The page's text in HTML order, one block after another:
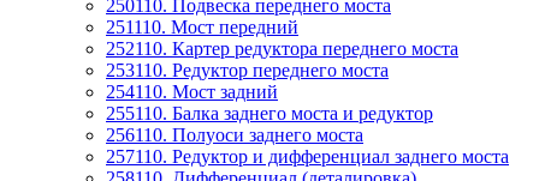
250110. Подвеска переднего моста
251110. Мост передний
252110. Картер редуктора переднего моста
253110. Редуктор переднего моста
254110. Мост задний
255110. Балка заднего моста и редуктор
256110. Полуоси заднего моста
257110. Редуктор и дифференциал заднего моста